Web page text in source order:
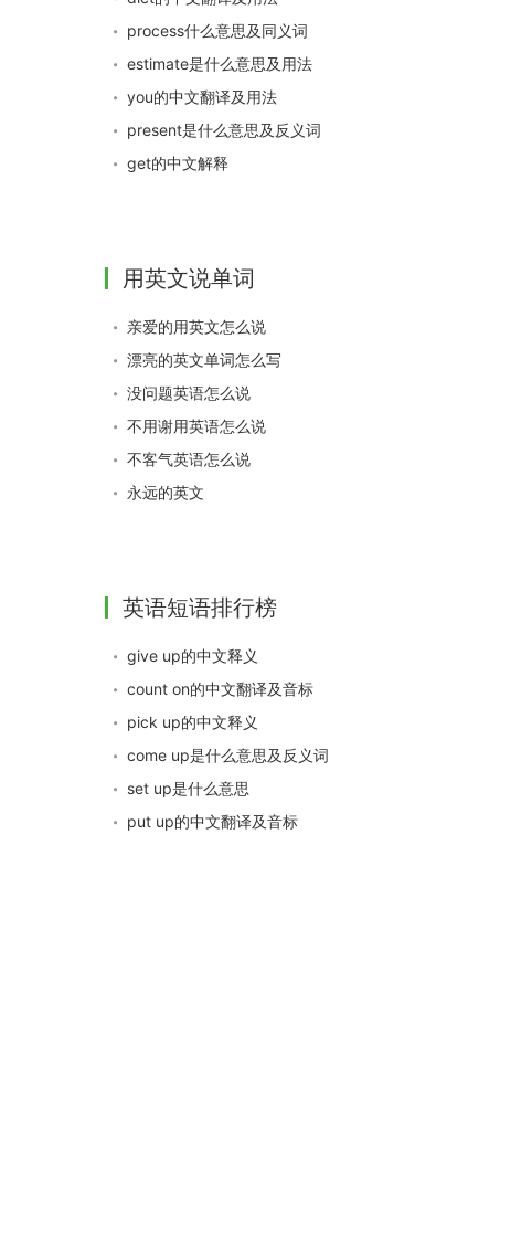
process什么意思及同义词
estimate是什么意思及用法
you的中文翻译及用法
present是什么意思及反义词
get的中文解释
用英文说单词
亲爱的用英文怎么说
漂亮的英文单词怎么写
没问题英语怎么说
不用谢用英语怎么说
不客气英语怎么说
永远的英文
英语短语排行榜
give up的中文释义
count on的中文翻译及音标
pick up的中文释义
come up是什么意思及反义词
set up是什么意思
put up的中文翻译及音标